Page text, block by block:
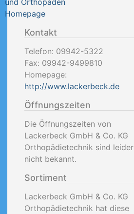
und Orthopäden
Homepage
Kontakt
Telefon: 09942-5322
Fax: 09942-9499810
Homepage:
http://www.lackerbeck.de
Öffnungszeiten
Die Öffnungszeiten von
Lackerbeck GmbH & Co. KG
Orthopädietechnik sind leider
nicht bekannt.
Sortiment
Lackerbeck GmbH & Co. KG
Orthopädietechnik hat diese